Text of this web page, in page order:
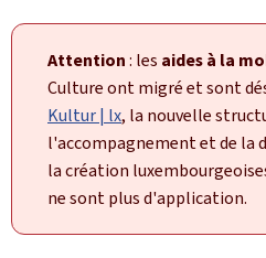
Attention: les aides à la
Culture ont migré et sont
Kultur | lx, la nouvelle
l'accompagnement et de la
la création
ne sont plus d'application.